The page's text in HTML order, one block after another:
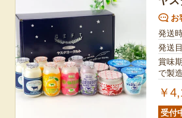
お
発送
発送
賞味期
で製
￥
受付